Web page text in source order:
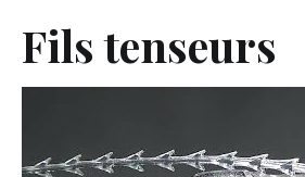
Fils tenseurs